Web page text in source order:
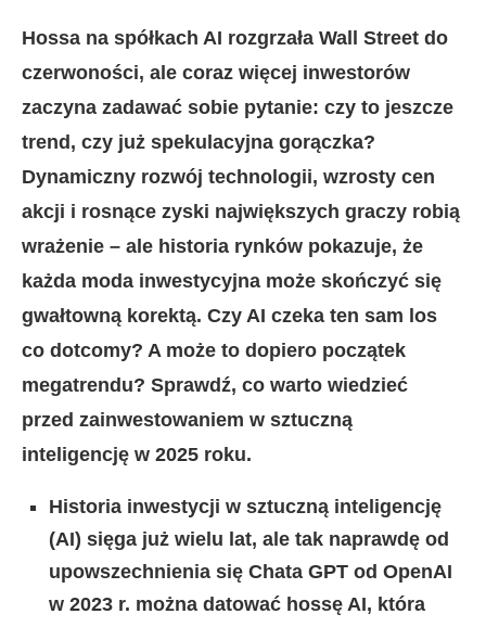
Hossa na spółkach AI rozgrzała Wall Street do
czerwoności, ale coraz więcej inwestorów
zaczyna zadawać sobie pytanie: czy to jeszcze
trend, czy już spekulacyjna gorączka?
Dynamiczny rozwój technologii, wzrosty cen
akcji i rosnące zyski największych graczy robią
wrażenie – ale historia rynków pokazuje, że
każda moda inwestycyjna może skończyć się
gwałtowną korektą. Czy AI czeka ten sam los
co dotcomy? A może to dopiero początek
megatrendu? Sprawdź, co warto wiedzieć
przed zainwestowaniem w sztuczną
inteligencję w 2025 roku.
Historia inwestycji w sztuczną inteligencję
(AI) sięga już wielu lat, ale tak naprawdę od
upowszechnienia się Chata GPT od OpenAI
w 2023 r. można datować hossę AI, która